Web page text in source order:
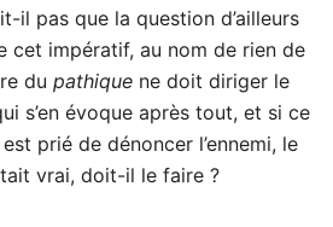
il pas que la question d’ailleurs
cet impératif, au nom de rien de
du pathiquene doit diriger le
s’en évoque après tout, et si ce
prié de dénoncer l’ennemi, le
vrai, doit-il le faire ?